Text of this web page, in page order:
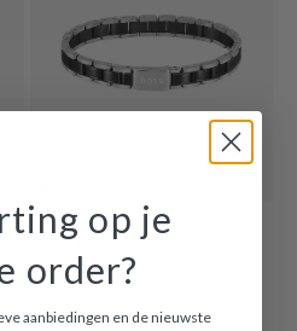
Hugo Boss
Hugo Boss BOSS Black Chain
op je
order?
aanbiedingen en de nieuwste